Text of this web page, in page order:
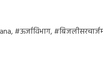
, #ऊर्जाविभाग,